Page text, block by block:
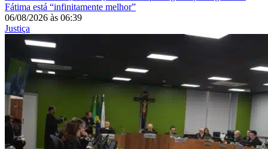
Fátima está “infinitamente melhor”
06/08/2026 às 06:39
Justiça